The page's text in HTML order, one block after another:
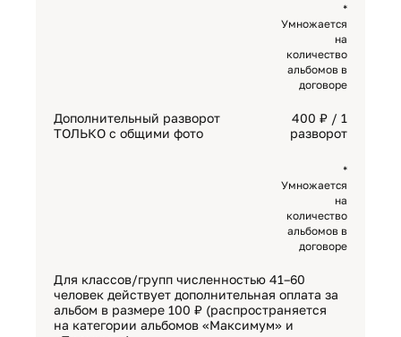
*
Умножается
на
количество
альбомов в
договоре
Дополнительный разворот
ТОЛЬКО с общими фото
400 ₽ / 1
разворот
*
Умножается
на
количество
альбомов в
договоре
Для классов/групп численностью 41–60
человек действует дополнительная оплата за
альбом в размере 100 ₽ (распространяется
на категории альбомов «Максимум» и